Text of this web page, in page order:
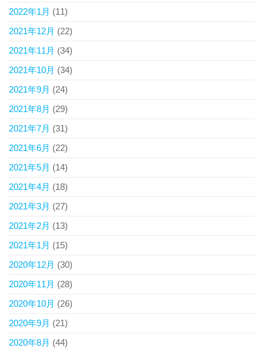
2022年1月 (11)
2021年12月 (22)
2021年11月 (34)
2021年10月 (34)
2021年9月 (24)
2021年8月 (29)
2021年7月 (31)
2021年6月 (22)
2021年5月 (14)
2021年4月 (18)
2021年3月 (27)
2021年2月 (13)
2021年1月 (15)
2020年12月 (30)
2020年11月 (28)
2020年10月 (26)
2020年9月 (21)
2020年8月 (44)